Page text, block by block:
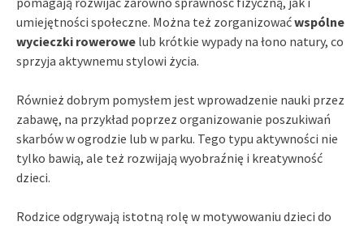
umiejętności społeczne. Można też zorganizowaćwspólne
wycieczki rowerowe lub krótkie wypady na łono natury, co
sprzyja aktywnemu stylowi życia.
Również dobrym pomysłem jest wprowadzenie nauki przez
zabawę, na przykład poprzez organizowanie poszukiwań
skarbów w ogrodzie lub w parku. Tego typu aktywności nie
tylko bawią, ale też rozwijają wyobraźnię i kreatywność
dzieci.
Rodzice odgrywają istotną rolę w motywowaniu dzieci do